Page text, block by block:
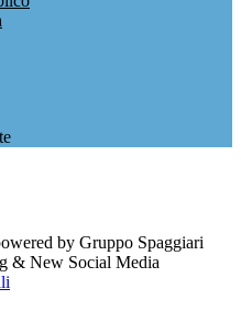
by Gruppo Spaggiari
& New Social Media